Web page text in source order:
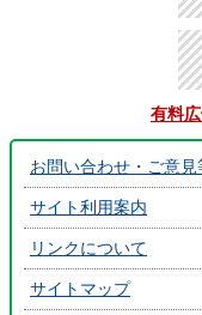
有料
お問い合わせ・ご意見
サイト利用案内
リンクについて
サイトマップ